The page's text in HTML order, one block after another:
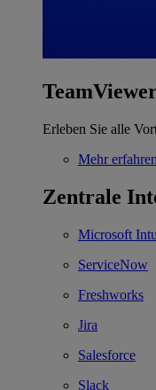
Erleben Sie alle
Mehr erfahren
Zentrale
Microsoft
ServiceNow
Freshworks
Jira
Salesforce
Slack